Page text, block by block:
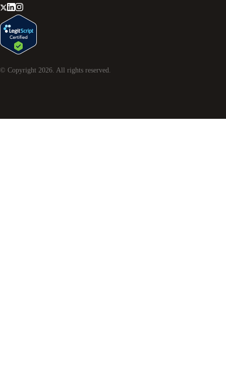
© Copyright 2026 . All rights reserved.